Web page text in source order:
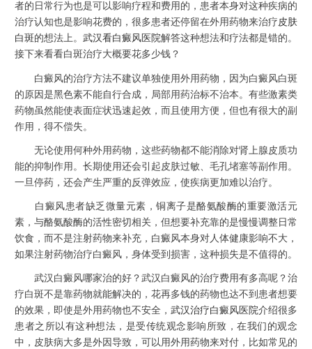
者的日常行为也是可以影响疗程和费用的，患者本身对这种疾病的
治疗认知也是影响花费的，很多患者还停留在外用药物来治疗皮肤
白斑的想法上。 武汉看白癜风医院解答这种想法和疗法都是错的。
接下来看看白斑治疗大概要花多少钱？
白癜风的治疗方法不建议单独使用外用药物，因为白癜风白斑
的原因是黑色素不能自行合成，局部用药治标不治本。有些激素类
药物虽然能使表面症状迅速起效，而且使用方便，但也有很大的副
作用，得不偿失。
无论使用何种外用药物，这些药物都不能消除对肾上腺皮质功
能的抑制作用。长期使用还会引起皮肤过敏、毛孔堵塞等副作用。
一旦停药，还会产生严重的反弹效应，使疾病更加难以治疗。
白癜风患者缺乏微量元素，铜离子是酪氨酸酶的重要激活元
素，与酪氨酸酶的活性密切相关，但想要补充靠的是慢慢调整日常
饮食，而不是注射药物来补充，白癜风本身对人体健康影响不大，
如果注射药物治疗白癜风，身体受到损害，这种损失是不值得的。
武汉白癜风哪家治的好？武汉白癜风的治疗费用有多高呢？治
疗白斑不是靠药物就能解决的，花再多钱的药物也达不到患者想要
的效果，即使是外用药物也不安全， 武汉治疗白癜风医院介绍很多
患者之所以有这种想法，是受传统观念影响所致，在我们的观念
中，皮肤病大多是外因导致，可以用外用药物来对付，比如常见的